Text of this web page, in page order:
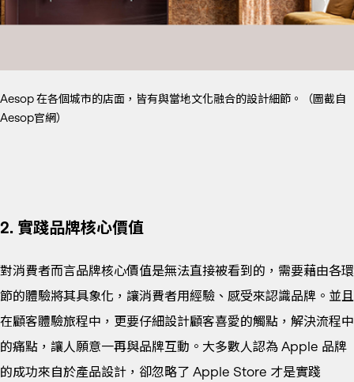
Aesop 在各個城市的店面，皆有與當地文化融合的設計細節。（圖截自
Aesop官網）
2. 實踐品牌核心價值
對消費者而言品牌核心價值是無法直接被看到的，需要藉由各環
節的體驗將其具象化，讓消費者用經驗、感受來認識品牌。並且
在顧客體驗旅程中，更要仔細設計顧客喜愛的觸點，解決流程中
的痛點，讓人願意一再與品牌互動。大多數人認為 Apple 品牌
的成功來自於產品設計，卻忽略了 Apple Store 才是實踐